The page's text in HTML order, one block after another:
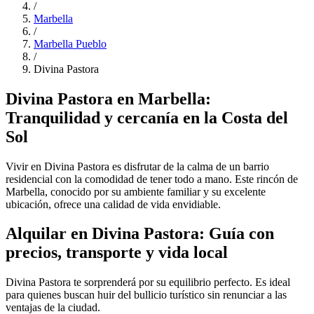
/
Marbella
/
Marbella Pueblo
/
Divina Pastora
Divina Pastora en Marbella:
Tranquilidad y cercanía en la Costa del
Sol
Vivir en Divina Pastora es disfrutar de la calma de un barrio
residencial con la comodidad de tener todo a mano. Este rincón de
Marbella, conocido por su ambiente familiar y su excelente
ubicación, ofrece una calidad de vida envidiable.
Alquilar en Divina Pastora: Guía con
precios, transporte y vida local
Divina Pastora te sorprenderá por su equilibrio perfecto. Es ideal
para quienes buscan huir del bullicio turístico sin renunciar a las
ventajas de la ciudad.